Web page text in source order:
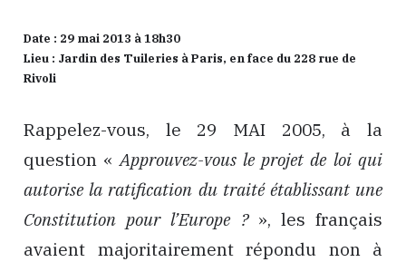
Date : 29 mai 2013 à 18h30
Lieu : Jardin des Tuileries à Paris, en face du 228 rue de
Rivoli
Rappelez-vous, le 29 MAI 2005, à la
question «Approuvez-vous le projet de loi qui
autorise la ratification du traité établissant une
Constitution pour l’Europe ?», les français
avaient majoritairement répondu non à